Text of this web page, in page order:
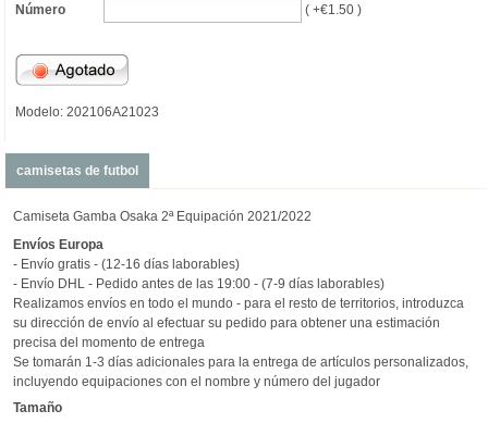
Número ( +€1.50 )
Modelo: 202106A21023
camisetas de futbol
Camiseta Gamba Osaka 2ª Equipación 2021/2022
Envíos Europa
- Envío gratis - (12-16 días laborables)
- Envío DHL - Pedido antes de las 19:00 - (7-9 días laborables)
Realizamos envíos en todo el mundo - para el resto de territorios, introduzca
su dirección de envío al efectuar su pedido para obtener una estimación
precisa del momento de entrega
Se tomarán 1-3 días adicionales para la entrega de artículos personalizados,
incluyendo equipaciones con el nombre y número del jugador
Tamaño